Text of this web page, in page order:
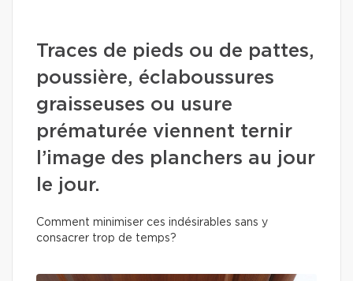
Traces de pieds ou de pattes,
poussière, éclaboussures
graisseuses ou usure
prématurée viennent ternir
l’image des planchers au jour
le jour.
Comment minimiser ces indésirables sans y
consacrer trop de temps?